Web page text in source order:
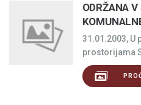
ODRŽANA
31.01.2003, U
prostorijama